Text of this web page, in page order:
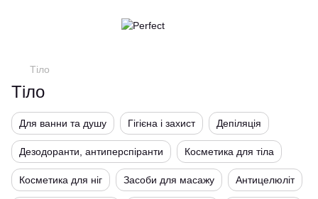
Тіло
Тіло
Для ванни та душу Гігієна і захист Депіляція
Дезодоранти, антиперспіранти Косметика для тіла
Косметика для ніг Засоби для масажу Антицелюліт